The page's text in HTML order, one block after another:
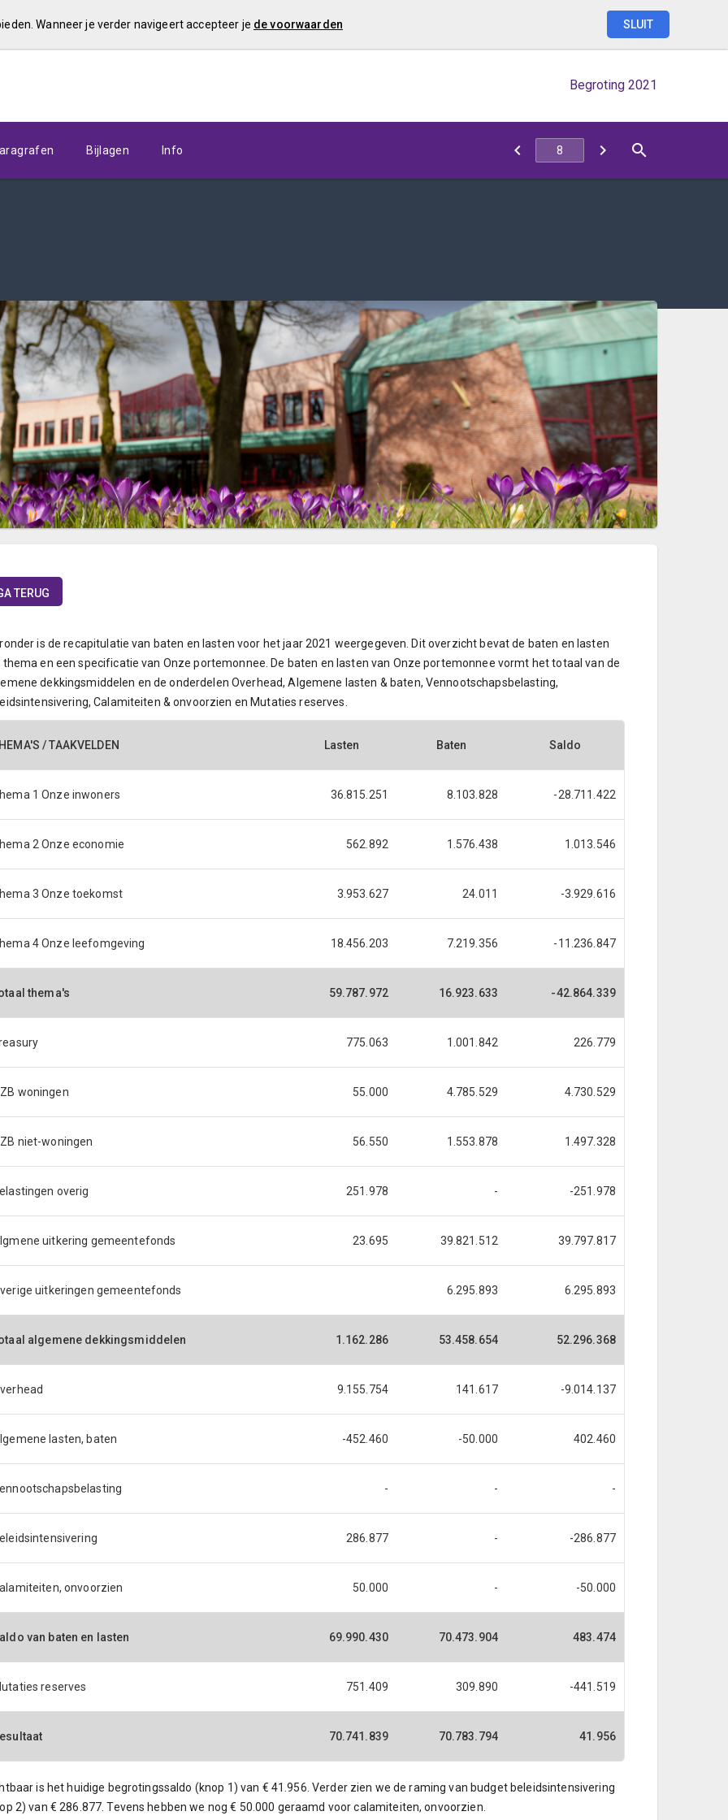
Begroting 2021
Bijlagen Info
is de recapitulatie van baten en lasten voor het jaar 2021 weergegeven. Dit overzicht bevat de baten en lasten
thema en een specificatie van Onze portemonnee. De baten en lasten van Onze portemonnee vormt het totaal van de
dekkingsmiddelen en de onderdelen Overhead, Algemene lasten & baten, Vennootschapsbelasting,
Calamiteiten & onvoorzien en Mutaties reserves.
/ TAAKVELDEN Lasten Baten Saldo
1 Onze inwoners 36.815.251 8.103.828 -28.711.422
2 Onze economie 562.892 1.576.438 1.013.546
3 Onze toekomst 3.953.627 24.011 -3.929.616
4 Onze leefomgeving 18.456.203 7.219.356 -11.236.847
thema's 59.787.972 16.923.633 -42.864.339
775.063 1.001.842 226.779
woningen 55.000 4.785.529 4.730.529
niet-woningen 56.550 1.553.878 1.497.328
overig 251.978 - -251.978
uitkering gemeentefonds 23.695 39.821.512 39.797.817
uitkeringen gemeentefonds 6.295.893 6.295.893
algemene dekkingsmiddelen 1.162.286 53.458.654 52.296.368
9.155.754 141.617 -9.014.137
lasten, baten -452.460 -50.000 402.460
- - -
286.877 - -286.877
onvoorzien 50.000 - -50.000
van baten en lasten 69.990.430 70.473.904 483.474
reserves 751.409 309.890 -441.519
70.741.839 70.783.794 41.956
is het huidige begrotingssaldo (knop 1) van € 41.956. Verder zien we de raming van budget beleidsintensivering
2) van € 286.877. Tevens hebben we nog € 50.000 geraamd voor calamiteiten, onvoorzien.
TERUG
Wanneer je verder navigeert accepteer je de voorwaarden SLUIT